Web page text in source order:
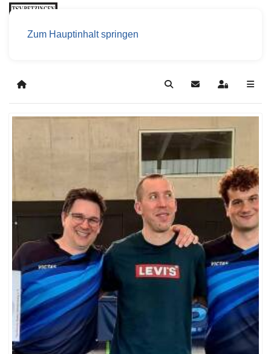
Zum Hauptinhalt springen
Home SearchUpdatesSign In